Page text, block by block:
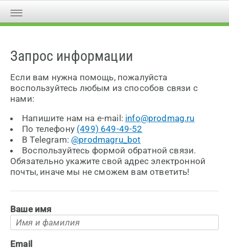
Запрос информации
Если вам нужна помощь, пожалуйста
воспользуйтесь любым из способов связи с
нами:
Напишите нам на e-mail: info@prodmag.ru
По телефону (499) 649-49-52
В Telegram: @prodmagru_bot
Воспользуйтесь формой обратной связи.
Обязательно укажите свой адрес электронной
почты, иначе мы не сможем вам ответить!
Ваше имя
Email